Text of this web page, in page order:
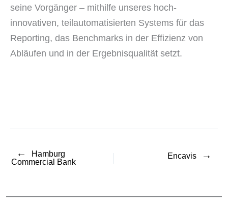
seine Vorgänger – mithilfe unseres hoch-
innovativen, teilautomatisierten Systems für das
Reporting, das Benchmarks in der Effizienz von
Abläufen und in der Ergebnisqualität setzt.
←
Hamburg
Commercial Bank
Encavis →